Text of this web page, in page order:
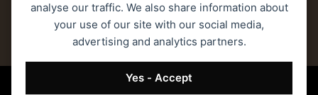
analyse our traffic. We also share information about
your use of our site with our social media,
advertising and analytics partners.
Yes - Accept
Πολιτική Απορρήτου Ασφάλεια Συναλλαγών
Όροι Χρήσης
© 2023 MONOGRAM ROASTERS – Όλα τα δικαιώματα κατοχυρωμένα.